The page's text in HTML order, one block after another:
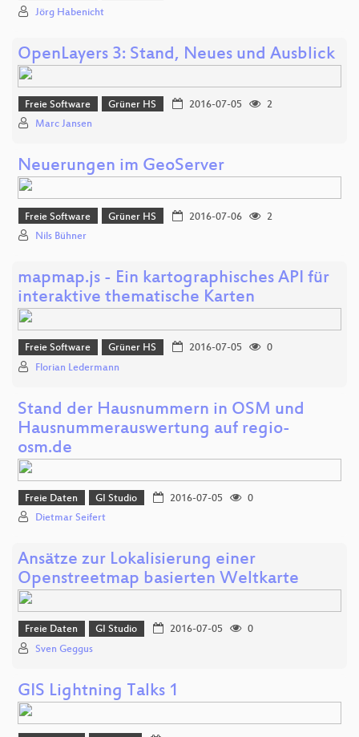
Jörg Habenicht
OpenLayers 3: Stand, Neues und Ausblick
Freie Software Grüner HS 2016-07-05
2
Marc Jansen
Neuerungen im GeoServer
Freie Software Grüner HS 2016-07-06
2
Nils Bühner
mapmap.js - Ein kartographisches API für
interaktive thematische Karten
Freie Software Grüner HS 2016-07-05
0
Florian Ledermann
Stand der Hausnummern in OSM und
Hausnummerauswertung auf regio-
osm.de
Freie Daten GI Studio 2016-07-05
0
Dietmar Seifert
Ansätze zur Lokalisierung einer
Openstreetmap basierten Weltkarte
Freie Daten GI Studio 2016-07-05
0
Sven Geggus
GIS Lightning Talks 1